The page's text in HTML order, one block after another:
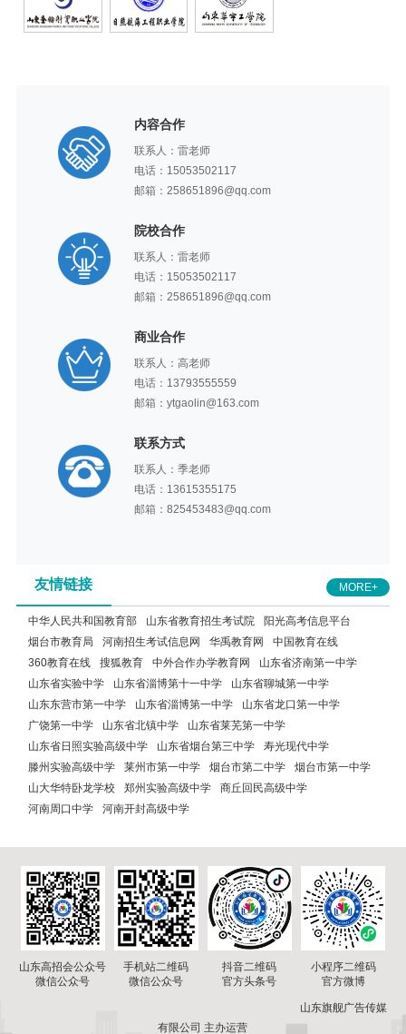
内容合作
联系人：雷老师
电话：15053502117
邮箱：258651896@qq.com
院校合作
联系人：雷老师
电话：15053502117
邮箱：258651896@qq.com
商业合作
联系人：高老师
电话：13793555559
邮箱：ytgaolin@163.com
联系方式
联系人：季老师
电话：13615355175
邮箱：825453483@qq.com
友情链接 MORE+
中华人民共和国教育部 山东省教育招生考试院
阳光高考信息平台
烟台市教育局
河南招生考试信息网 华禹教育网
中国教育在线
360教育在线
搜狐教育 中外合作办学教育网
山东省济南第一中学
山东省实验中学
山东省淄博第十一中学
山东省聊城第一中学
山东东营市第一中学
山东省淄博第一中学
山东省龙口第一中学
广饶第一中学
山东省北镇中学
山东省莱芜第一中学
山东省日照实验高级中学
山东省烟台第三中学
寿光现代中学
滕州实验高级中学
莱州市第一中学 烟台市第二中学
烟台市第一中学
山大华特卧龙学校
郑州实验高级中学
商丘回民高级中学
河南周口中学
河南开封高级中学
山东高招会公众号
微信公众号
手机站二维码
微信公众号
抖音二维码
官方头条号
小程序二维码
官方微博
山东旗舰广告传媒
有限公司 主办运营